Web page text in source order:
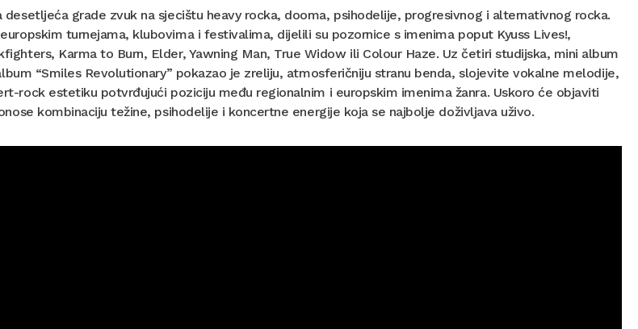
grade zvuk na sjecištu heavy rocka, dooma, psihodelije, progresivnog i alternativnog rocka.
turnejama, klubovima i festivalima, dijelili su pozornice s imenima poput Kyuss Lives!,
Karma to Burn, Elder, Yawning Man, True Widow ili Colour Haze. Uz četiri studijska, mini album
“Smiles Revolutionary” pokazao je zreliju, atmosferičniju stranu benda, slojevite vokalne melodije,
rock estetiku potvrđujući poziciju među regionalnim i europskim imenima žanra. Uskoro će objaviti
kombinaciju težine, psihodelije i koncertne energije koja se najbolje doživljava uživo.